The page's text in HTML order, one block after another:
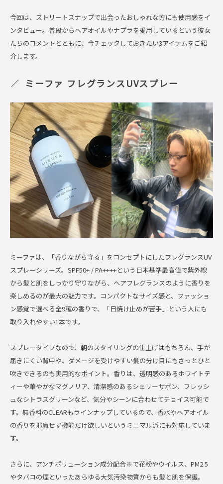
今回は、ストリートスナップで出会ったおしゃれな方にも使用感をイ
ンタビュー。普段からヘアオイルやナプラを愛用しているという彼女
たちのコメントとともに、今チェックしておきたい3アイテムをご紹
介します。
ミーファ フレグランスUVスプレー
ミーファは、「香りながら守る」をコンセプトにしたフレグランスUV
スプレーシリーズ。SPF50+ / PA++++という日本基準最高値で紫外線
から髪と肌をしっかり守りながら、ヘアフレグランスのように香りを
楽しめるのが最大の魅力です。コンパクトなサイズ感と、ファッショ
ン感覚で選べる全9種の香りで、「日焼け止めが苦手」という人にも
取り入れやすい1本です。
スプレータイプなので、朝のスタイリングの仕上げはもちろん、手が
届きにくい背中や、ダメージを受けやすい髪の分け目にもさっとひと
吹きできるのも実用的なポイント。香りは、透明感のあるホワイトテ
ィーや華やかなマグノリア、清潔感のあるシェリーサボン、フレッシ
ュなシトラスグリーンなど、気分やシーンに合わせてチョイス可能で
す。無香料のCLEARもラインナップしているので、香水やヘアオイル
の香りを邪魔せず機能だけ欲しいというミニマル派にも対応していま
す。
さらに、アンチポリューション成分配合※で花粉やウイルス、PM2.5
やタバコの煙といったあらゆる大気汚染物質からも髪と肌を保護。